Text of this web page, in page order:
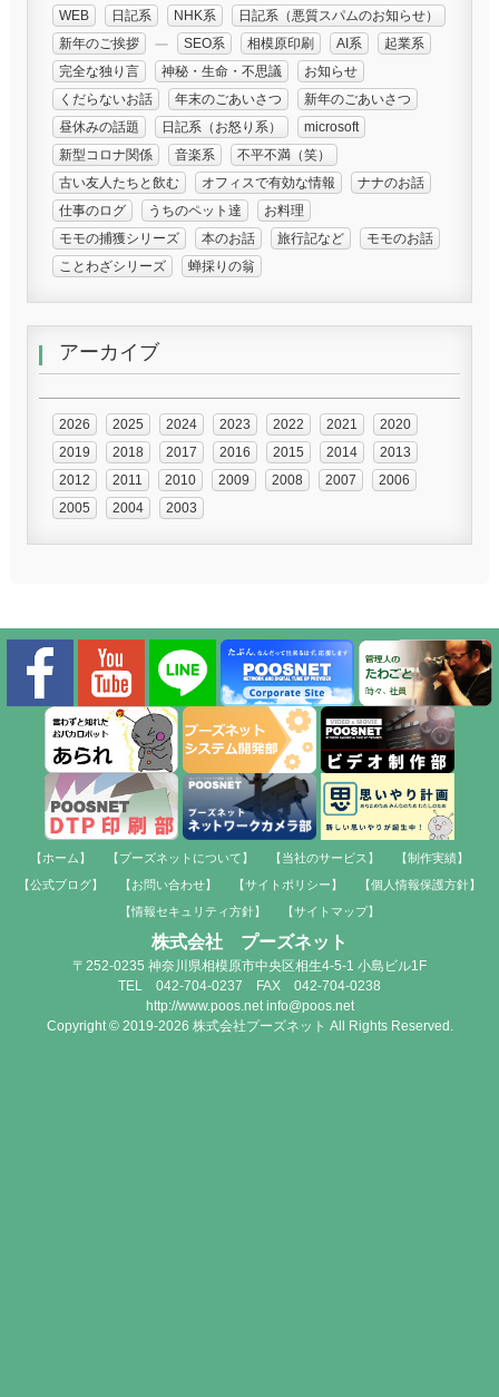
WEB
日記系 NHK系
日記系（悪質スパムのお知らせ）
新年のご挨拶
SEO系 相模原印刷 AI系
起業系
完全な独り言
神秘・生命・不思議
お知らせ
くだらないお話
年末のごあいさつ
新年のごあいさつ
昼休みの話題
日記系（お怒り系）
microsoft
新型コロナ関係
音楽系
不平不満（笑）
古い友人たちと飲む
オフィスで有効な情報
ナナのお話
仕事のログ
うちのペット達
お料理
モモの捕獲シリーズ
本のお話 旅行記など
モモのお話
ことわざシリーズ
蝉採りの翁
アーカイブ
2026 2025 2024 2023 2022 2021
2020
2019
2018 2017 2016 2015 2014
2013
2012
2011 2010 2009 2008 2007
2006
2005
2004 2003
【ホーム】 【プーズネットについて】 【当社のサービス】
【制作実績】
【公式ブログ】
【お問い合わせ】 【サイトポリシー】
【個人情報保護方針】
【情報セキュリティ方針】
【サイトマップ】
株式会社 プーズネット
〒252-0235 神奈川県相模原市中央区相生4-5-1 小島ビル1F
TEL 042-704-0237 FAX 042-704-0238
http://www.poos.net info@poos.net
Copyright © 2019-2026 株式会社プーズネット All Rights Reserved.